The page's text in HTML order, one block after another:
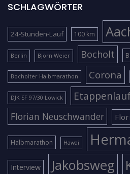
SCHLAGWÖRTER
24-Stunden-Lauf 100 km
Berlin Björn Weier Bocholt
Bocholter Halbmarathon Corona
DJK SF 97/30 Lowick
Florian Neuschwander
Halbmarathon Hawai
Interview Jakobsweg